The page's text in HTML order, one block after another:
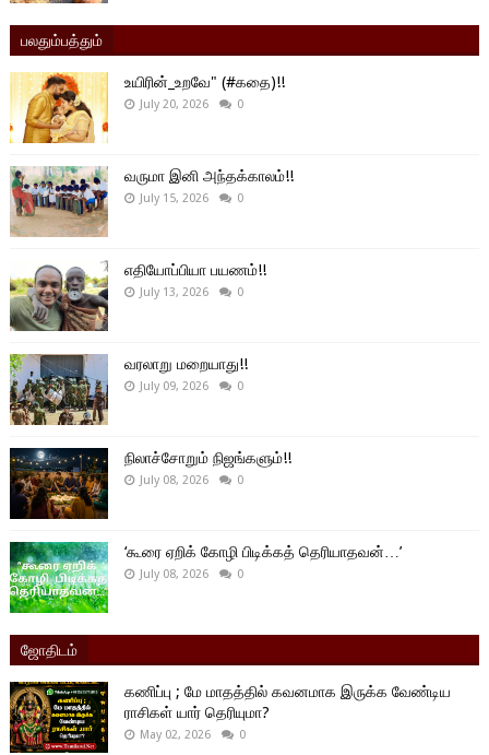
பலதும்பத்தும்
உயிரின்_உறவே" (#கதை)!!
July 20, 2026 0
வருமா இனி அந்தக்காலம்!!
July 15, 2026 0
எதியோப்பியா பயணம்!!
July 13, 2026 0
வரலாறு மறையாது!!
July 09, 2026 0
நிலாச்சோறும் நிஜங்களும்!!
July 08, 2026 0
‘கூரை ஏறிக் கோழி பிடிக்கத் தெரியாதவன்…’
July 08, 2026 0
ஜோதிடம்
கணிப்பு ; மே மாதத்தில் கவனமாக இருக்க வேண்டிய
ராசிகள் யார் தெரியுமா?
May 02, 2026 0